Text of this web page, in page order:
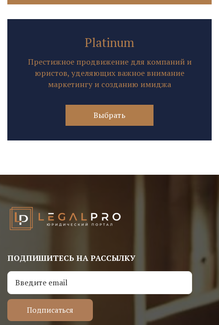
Platinum
Престижное продвижение для компаний и
юристов, уделяющих важное внимание
маркетингу и созданию имиджа
Выбрать
ПОДПИШИТЕСЬ НА РАССЫЛКУ